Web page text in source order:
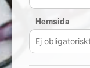
Hemsida